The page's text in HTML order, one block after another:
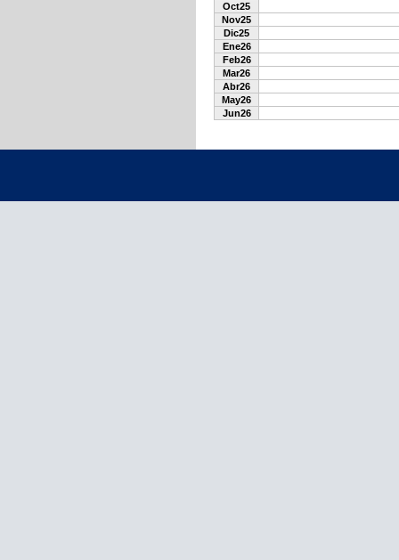
Oct25
Nov25
Dic25
Ene26
Feb26
Mar26
Abr26
May26
Jun26